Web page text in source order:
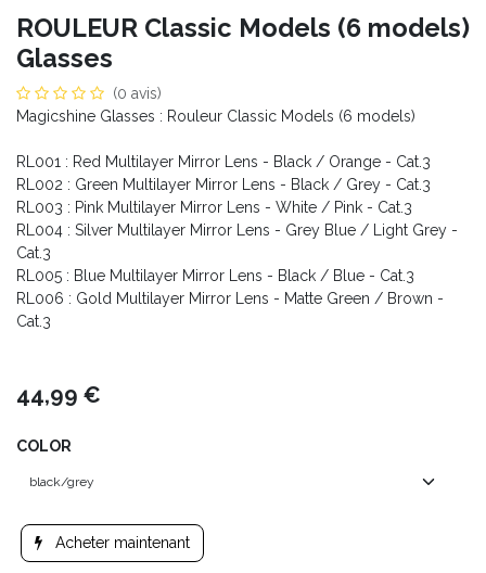
ROULEUR Classic Models (6 models)
Glasses
(0 avis)
Magicshine Glasses : Rouleur Classic Models (6 models)
RL001 : Red Multilayer Mirror Lens - Black / Orange - Cat.3
RL002 : Green Multilayer Mirror Lens - Black / Grey - Cat.3
RL003 : Pink Multilayer Mirror Lens - White / Pink - Cat.3
RL004 : Silver Multilayer Mirror Lens - Grey Blue / Light Grey -
Cat.3
RL005 : Blue Multilayer Mirror Lens - Black / Blue - Cat.3
RL006 : Gold Multilayer Mirror Lens - Matte Green / Brown -
Cat.3
44,99 €
COLOR
Acheter maintenant